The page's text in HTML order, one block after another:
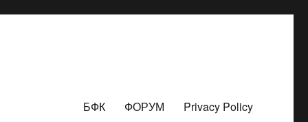
БФК ФОРУМ Privacy Policy